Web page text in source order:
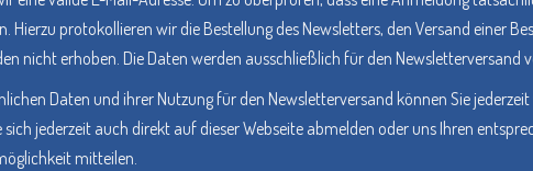
Hierzu protokollieren wir die Bestellung des Newsletters, den Versand einer
nicht erhoben. Die Daten werden ausschließlich für den Newsletterversand
Daten und ihrer Nutzung für den Newsletterversand können Sie
jederzeit auch direkt auf dieser Webseite abmelden oder uns Ihren
mitteilen.